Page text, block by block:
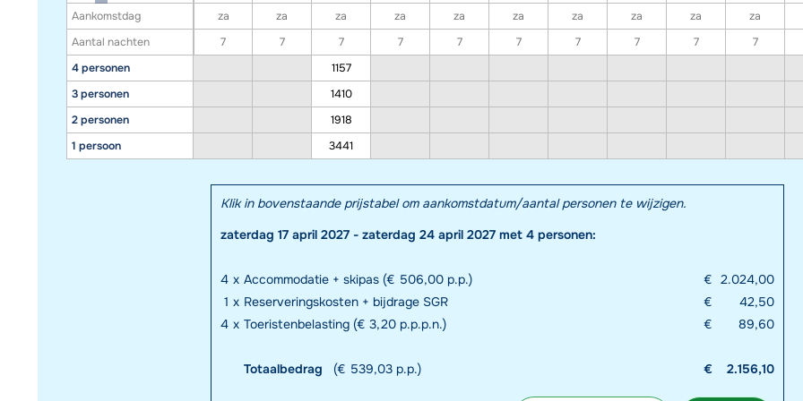
Aankomstdag
Aantal nachten
4 personen
3 personen
2 personen
1 persoon
za
za za za za za za za za za
7
7 7 7 7 7 7 7 7 7
1157
1410
1918
3441
Klik in bovenstaande prijstabel om aankomstdatum/aantal personen te wijzigen.
zaterdag 17 april 2027 - zaterdag 24 april 2027 met 4 personen:
4 x Accommodatie + skipas (€ 506,00 p.p.) € 2.024,00
1 x Reserveringskosten + bijdrage SGR €
42,50
4 x Toeristenbelasting (€ 3,20 p.p.p.n.) € 89,60
Totaalbedrag (€ 539,03 p.p.) € 2.156,10